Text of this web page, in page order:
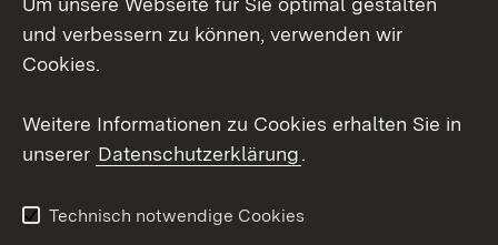
Barrierefreiheit
Benutzungshinweise
und verbessern zu können, verwenden wir
Cookies.
Weitere Informationen zu Cookies erhalten Sie in
unserer Datenschutzerklärung.
Technisch notwendige Cookies